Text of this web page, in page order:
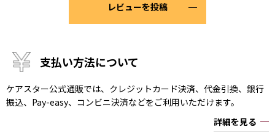
レビューを投稿
支払い方法について
ケアスター公式通販では、クレジットカード決済、代金引換、銀行
振込、Pay-easy、コンビニ決済などをご利用いただけます。
詳細を見る